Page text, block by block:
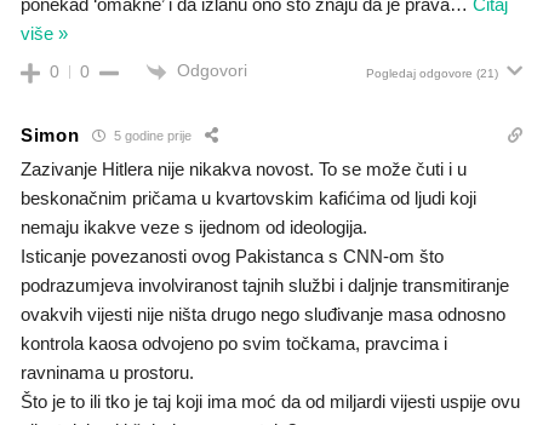
ponekad ‘omakne’ i da izlanu ono sto znaju da je prava… Čitaj
više »
0 0 Odgovori Pogledaj odgovore (21)
Simon 5 godine prije
Zazivanje Hitlera nije nikakva novost. To se može čuti i u
beskonačnim pričama u kvartovskim kafićima od ljudi koji
nemaju ikakve veze s ijednom od ideologija.
Isticanje povezanosti ovog Pakistanca s CNN-om što
podrazumjeva involviranost tajnih službi i daljnje transmitiranje
ovakvih vijesti nije ništa drugo nego sluđivanje masa odnosno
kontrola kaosa odvojeno po svim točkama, pravcima i
ravninama u prostoru.
Što je to ili tko je taj koji ima moć da od miljardi vijesti uspije ovu